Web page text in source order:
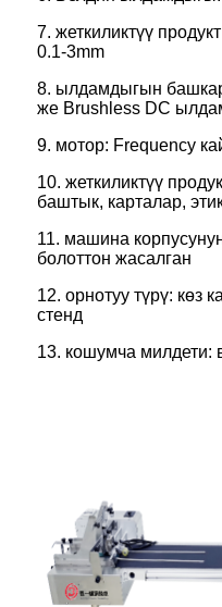
7. жеткиликтүү
0.1-3mm
8. ылдамдыгын
же Brushless DC
9. мотор: Frequency
10. жеткиликтүү
баштык, карталар,
11. машина
болоттон жасалган
12. орнотуу түрү: көз
стенд
13. кошумча милдети: